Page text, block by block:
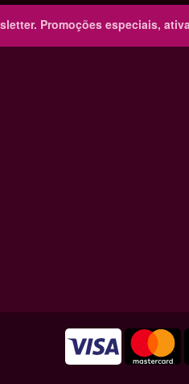
Promoções especiais,